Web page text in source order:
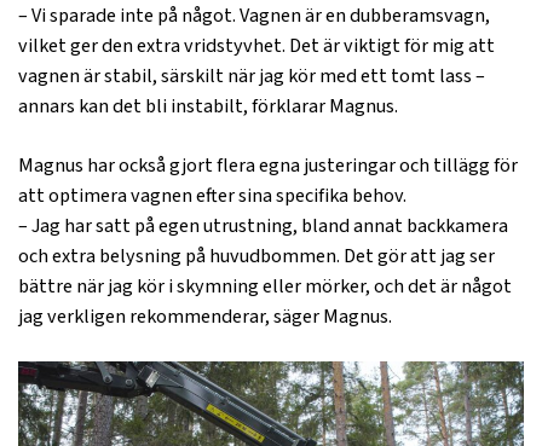
– Vi sparade inte på något. Vagnen är en dubberamsvagn,
vilket ger den extra vridstyvhet. Det är viktigt för mig att
vagnen är stabil, särskilt när jag kör med ett tomt lass –
annars kan det bli instabilt, förklarar Magnus.
Magnus har också gjort flera egna justeringar och tillägg för
att optimera vagnen efter sina specifika behov.
– Jag har satt på egen utrustning, bland annat backkamera
och extra belysning på huvudbommen. Det gör att jag ser
bättre när jag kör i skymning eller mörker, och det är något
jag verkligen rekommenderar, säger Magnus.